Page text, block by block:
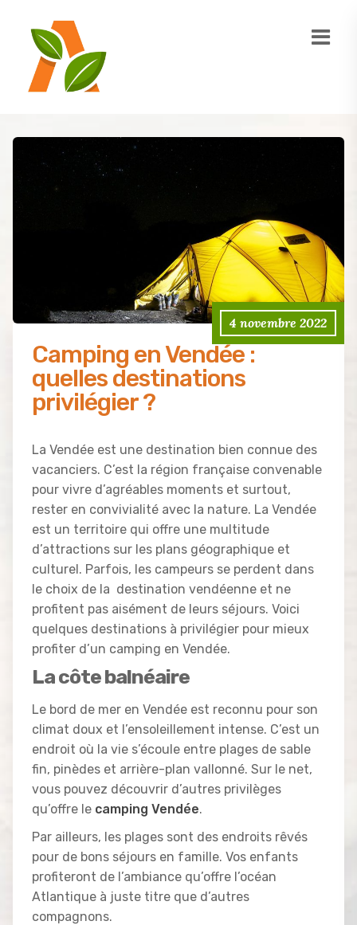
4 novembre 2022
Camping en Vendée :
quelles destinations
privilégier ?
La Vendée est une destination bien connue des
vacanciers. C’est la région française convenable
pour vivre d’agréables moments et surtout,
rester en convivialité avec la nature. La Vendée
est un territoire qui offre une multitude
d’attractions sur les plans géographique et
culturel. Parfois, les campeurs se perdent dans
le choix de la destination vendéenne et ne
profitent pas aisément de leurs séjours. Voici
quelques destinations à privilégier pour mieux
profiter d’un camping en Vendée.
La côte balnéaire
Le bord de mer en Vendée est reconnu pour son
climat doux et l’ensoleillement intense. C’est un
endroit où la vie s’écoule entre plages de sable
fin, pinèdes et arrière-plan vallonné. Sur le net,
vous pouvez découvrir d’autres privilèges
qu’offre le camping Vendée.
Par ailleurs, les plages sont des endroits rêvés
pour de bons séjours en famille. Vos enfants
profiteront de l’ambiance qu’offre l’océan
Atlantique à juste titre que d’autres
compagnons.